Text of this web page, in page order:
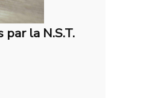
par la N.S.T.